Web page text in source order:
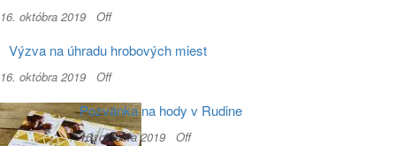
16. októbra 2019 Off
Výzva na úhradu hrobových miest
16. októbra 2019 Off
Pozvánka na hody v Rudine
16. októbra 2019 Off